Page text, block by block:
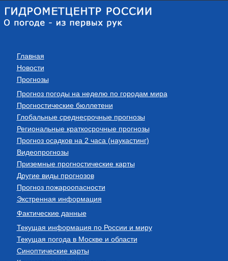
Главная
Новости
Прогнозы
Прогноз погоды на неделю по городам мира
Прогностические бюллетени
Глобальные среднесрочные прогнозы
Региональные краткосрочные прогнозы
Прогноз осадков на 2 часа (наукастинг)
Видеопрогнозы
Приземные прогностические карты
Другие виды прогнозов
Прогноз пожароопасности
Экстренная информация
Фактические данные
Текущая информация по России и миру
Текущая погода в Москве и области
Синоптические карты